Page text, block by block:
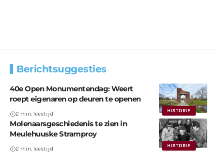
Berichtsuggesties
HISTORIE
40e Open Monumentendag: Weert
roept eigenaren op deuren te openen
2 min. leestijd
HISTORIE
Molenaarsgeschiedenis te zien in
Meulehuuske Stramproy
2 min. leestijd